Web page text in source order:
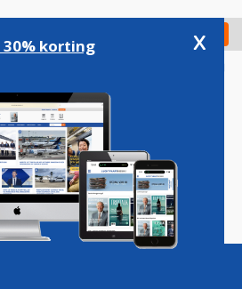
Check in
Podcasts Vacatures
korting x